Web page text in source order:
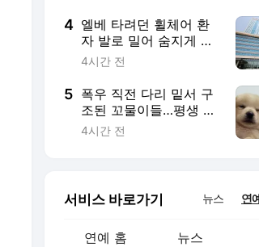
4 엘베 타려던 휠체어 환
자 발로 밀어 숨지게 한
간병인 집유, 이유는
4시간 전
5 폭우 직전 다리 밑서 구
조된 꼬물이들…평생 가
족 기다려
4시간 전
서비스 바로가기 뉴스 연
연예 홈 뉴스